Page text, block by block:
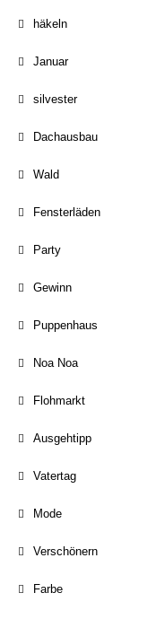
häkeln
Januar
silvester
Dachausbau
Wald
Fensterläden
Party
Gewinn
Puppenhaus
Noa Noa
Flohmarkt
Ausgehtipp
Vatertag
Mode
Verschönern
Farbe